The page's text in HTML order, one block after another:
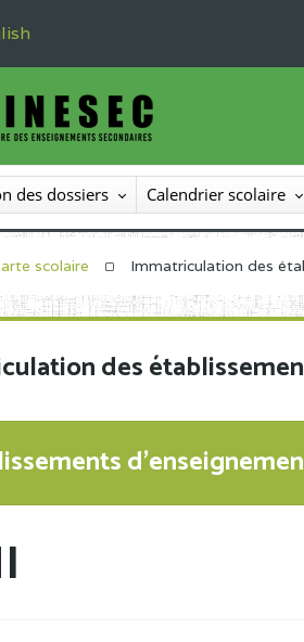
des dossiers Calendrier scolaire
scolaire Immatriculation des
des